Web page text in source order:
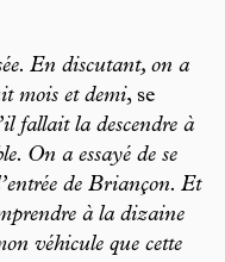
En discutant, on a
mois et demi, se
fallait la descendre à
On a essayé de se
de Briançon. Et
à la dizaine
véhicule que cette